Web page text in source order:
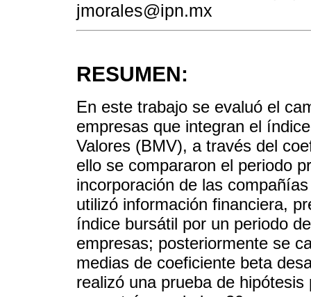
jmorales@ipn.mx
RESUMEN:
En este trabajo se evaluó el
empresas que integran el
Valores (BMV), a través del
ello se compararon el periodo
incorporación de las
utilizó información financiera,
índice bursátil por un periodo
empresas; posteriormente se
medias de coeficiente beta
realizó una prueba de